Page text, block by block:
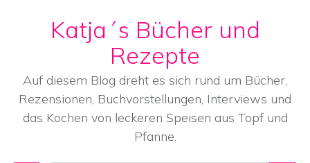
Skip to content
Katja´s Bücher und
Rezepte
Auf diesem Blog dreht es sich rund um Bücher,
Rezensionen, Buchvorstellungen, Interviews und
das Kochen von leckeren Speisen aus Topf und
Pfanne.